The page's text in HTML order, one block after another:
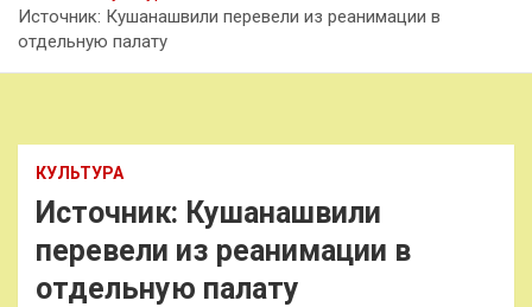
Источник: Кушанашвили перевели из реанимации в
отдельную палату
КУЛЬТУРА
Источник: Кушанашвили
перевели из реанимации в
отдельную палату